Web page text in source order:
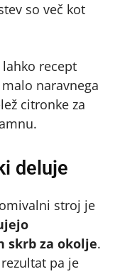
so več kot
recept
naravnega
citronke za
deluje
stroj je
skrb za okolje.
pa je